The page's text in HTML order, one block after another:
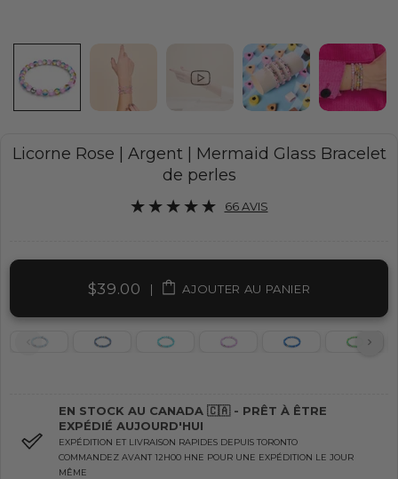
Licorne Rose | Argent | Mermaid Glass Bracelet
de perles
66 AVIS
$39.00 | AJOUTER AU PANIER
EN STOCK AU CANADA 🇨🇦 - PRÊT À ÊTRE
EXPÉDIÉ AUJOURD'HUI
EXPÉDITION ET LIVRAISON RAPIDES DEPUIS TORONTO
COMMANDEZ AVANT 12H00 HNE POUR UNE EXPÉDITION LE JOUR
MÊME